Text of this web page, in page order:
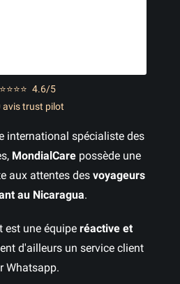
4.6/5
avis trust pilot
international spécialiste des
MondialCare possède une
aux attentes des voyageurs
au Nicaragua.
est une équipe réactive et
d'ailleurs un service client
Whatsapp.